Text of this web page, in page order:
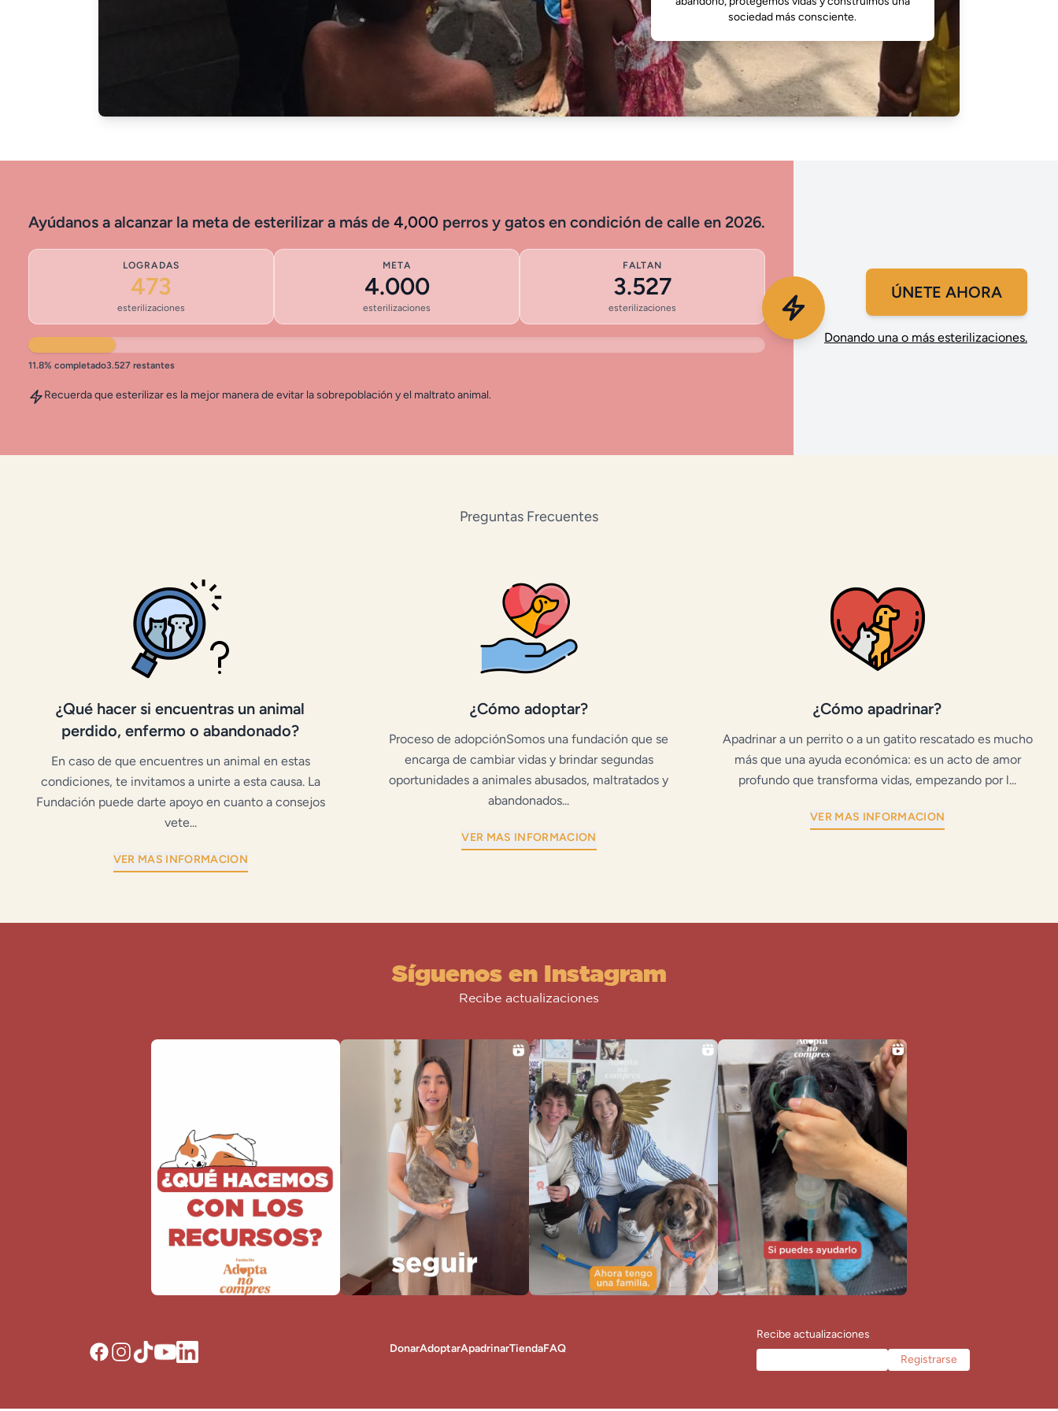
sociedad más consciente.
Ayúdanos a alcanzar la meta de esterilizar a más de 4,000 perros y gatos en condición de calle en 2026.
LOGRADAS
473
esterilizaciones
META
4.000
esterilizaciones
FALTAN
3.527
esterilizaciones
11.8% completado3.527 restantes
Recuerda que esterilizar es la mejor manera de evitar la sobrepoblación y el maltrato animal.
ÚNETE AHORA
Donando una o más esterilizaciones.
Preguntas Frecuentes
¿Qué hacer si encuentras un animal
perdido, enfermo o abandonado?
En caso de que encuentres un animal en estas
condiciones, te invitamos a unirte a esta causa. La
Fundación puede darte apoyo en cuanto a consejos
vete...
VER MAS INFORMACION
¿Cómo adoptar?
Proceso de adopciónSomos una fundación que se
encarga de cambiar vidas y brindar segundas
oportunidades a animales abusados, maltratados y
abandonados...
VER MAS INFORMACION
¿Cómo apadrinar?
Apadrinar a un perrito o a un gatito rescatado es mucho
más que una ayuda económica: es un acto de amor
profundo que transforma vidas, empezando por l...
VER MAS INFORMACION
Síguenos en Instagram
Recibe actualizaciones
DonarAdoptarApadrinarTiendaFAQ
Recibe actualizaciones
Registrarse